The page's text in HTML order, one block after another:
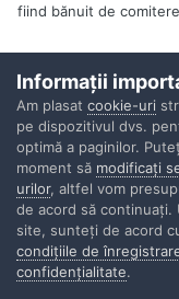
fiind bănuit de
Bărbatul a fost
Preventivă al
fie prezentat instanței
Reamintim că astăzi,
Inspectoratului de
Parchetului de pe
percheziţii la sedii ale
membrilor unei grupări
Informaţii
Am plasat cookie-uri
pe dispozitivul dvs.
optimă a paginilor.
moment să modificaţi
urilor, altfel vom
de acord să continuaţi.
site, sunteţi de acord
condiţiile de
confidenţialitate.